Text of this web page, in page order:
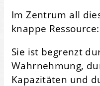
Im Zentrum all
knappe
Sie ist begrenzt
Wahrnehmung,
Kapazitäten und